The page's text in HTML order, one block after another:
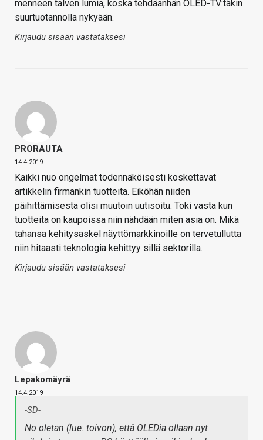
menneen talven lumia, koska tehdäänhän OLED-TV:täkin
suurtuotannolla nykyään.
Kirjaudu sisään vastataksesi
PRORAUTA
14.4.2019
Kaikki nuo ongelmat todennäköisesti koskettavat
artikkelin firmankin tuotteita. Eiköhän niiden
päihittämisestä olisi muutoin uutisoitu. Toki vasta kun
tuotteita on kaupoissa niin nähdään miten asia on. Mikä
tahansa kehitysaskel näyttömarkkinoille on tervetullutta
niin hitaasti teknologia kehittyy sillä sektorilla.
Kirjaudu sisään vastataksesi
Lepakomäyrä
14.4.2019
-SD-
No oletan (lue: toivon), että OLEDia ollaan nyt